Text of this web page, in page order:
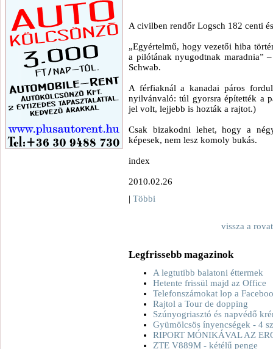
A civilben rendőr Logsch 182 centi
„Egyértelmű, hogy vezetői hiba
a pilótának nyugodtnak maradnia”
Schwab.
A férfiaknál a kanadai páros
nyilvánvaló: túl gyorsra építették a
jel volt, lejjebb is hozták a rajtot.)
Csak bizakodni lehet, hogy a
képesek, nem lesz komoly bukás.
index
2010.02.26
| Többi
vissza a
Legfrissebb magazinok
A legtutibb balatoni éttermek
Hetente frissül majd az Office
Telefonszámokat lop a
Rajtol a Tour de dopping
Szúnyogriasztó és napvédő
Gyümölcsös ínyencségek - 4
RIPORT MÓNIKÁVAL AZ
ZTE V889M - kétélű penge